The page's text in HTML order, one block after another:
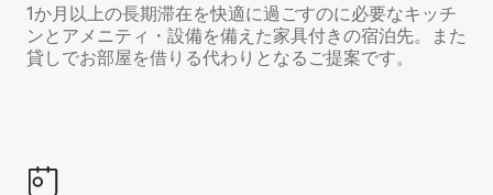
1か月以上の長期滞在を快適に過ごすのに必要なキッチ
ンとアメニティ・設備を備えた家具付きの宿泊先。また
貸しでお部屋を借りる代わりとなるご提案です。